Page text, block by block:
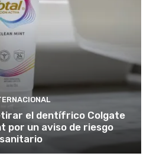
el dentífrico Colgate
por un aviso de riesgo
sanitario